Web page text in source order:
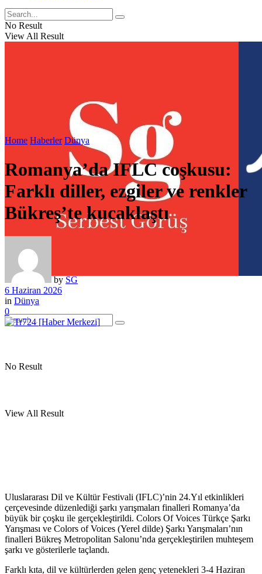
No Result
View All Result
No Result
View All Result
Home Haberler Dünya
Romanya’da IFLC coşkusu:
Farklı diller, ezgiler ve renkler
Bükreş’te kucaklaştı
by SG
6 Haziran 2026
in Dünya
0
Uluslararası Dil ve Kültür Festivali (IFLC)’nin 24.Yıl etkinlikleri
çerçevesinde düzenlediği şarkı yarışmaları finalleri Romanya’da
büyük bir çoşku ile gerçekleştirildi. Colors Of Voices Türkçe Şarkı
Yarışması ve Colors of Voices (Yerel dilde) Şarkı Yarışmaları’nın
finalleri Bükreş Metropolitan Salonu’nda gerçekleştirilen muhteşem
şarkı ve gösterilerle taçlandı.
Farklı kıta, dil ve kültürlerden gelen genç yetenekleri 3-4 Haziran